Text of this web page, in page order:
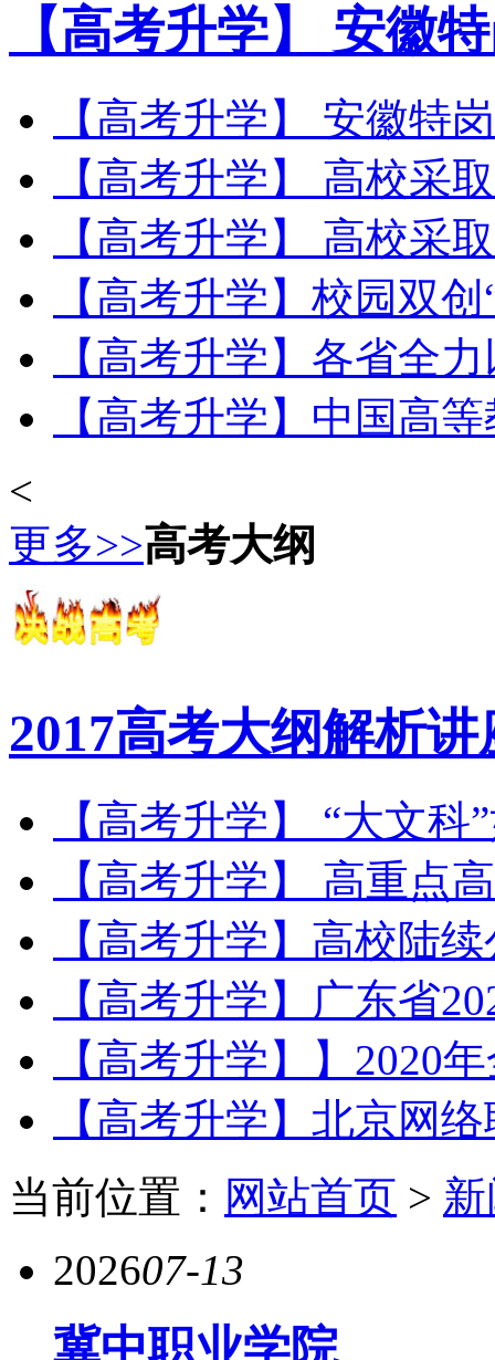
【高考升学】 安徽
【高考升学】 安徽特
【高考升学】 高校采
【高考升学】 高校采
【高考升学】校园双
【高考升学】各省全
【高考升学】中国高
<
更多>>高考大纲
2017高考大纲解析
【高考升学】 “大文
【高考升学】 高重点
【高考升学】高校陆
【高考升学】广东省
【高考升学】】2020
【高考升学】北京网
当前位置： 网站首页 >
202607-13
冀中职业学院